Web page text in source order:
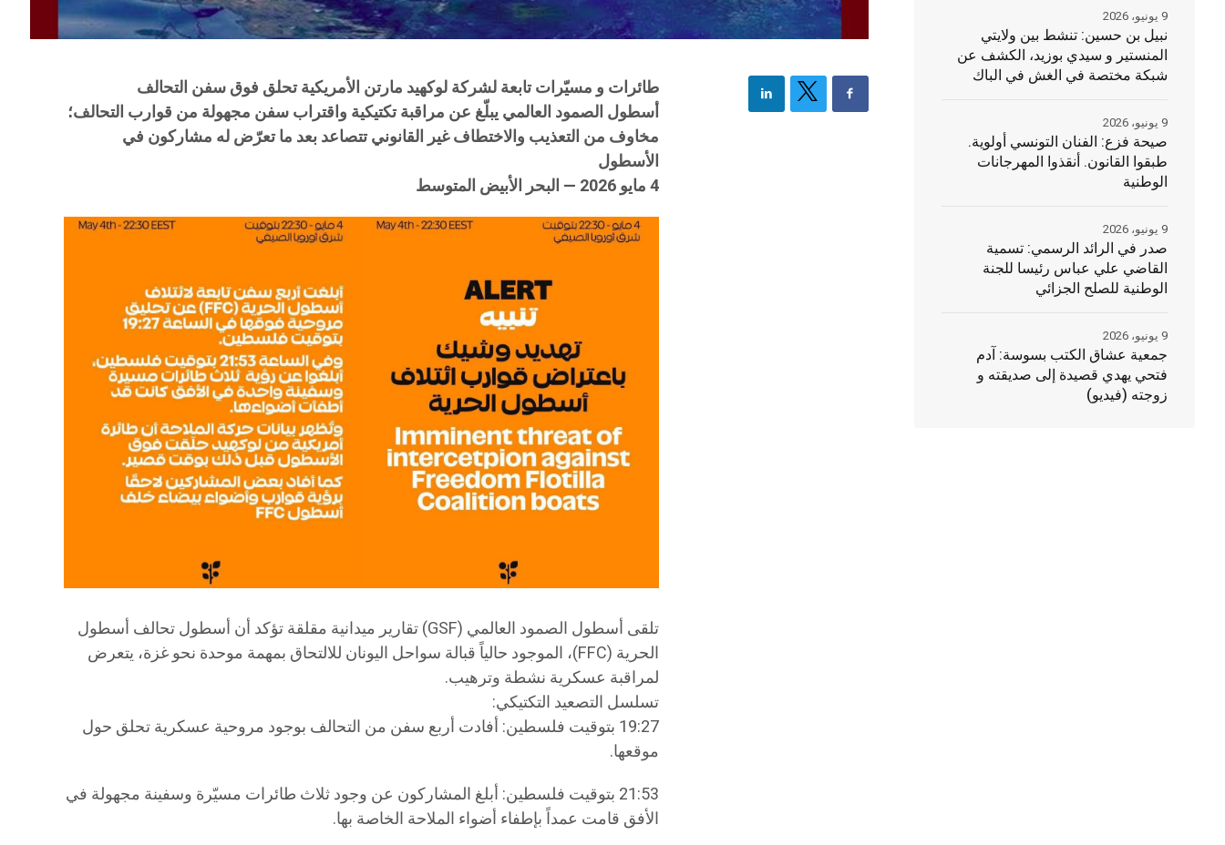
طائرات و مسيّرات تابعة لشركة لوكهيد مارتن الأمريكية تحلق فوق سفن التحالف
أسطول الصمود العالمي يبلّغ عن مراقبة تكتيكية واقتراب سفن مجهولة من قوارب التحالف؛
مخاوف من التعذيب والاختطاف غير القانوني تتصاعد بعد ما تعرّض له مشاركون في
الأسطول
4 مايو 2026 — البحر الأبيض المتوسط
تلقى أسطول الصمود العالمي (GSF) تقارير ميدانية مقلقة تؤكد أن أسطول تحالف أسطول
الحرية (FFC)، الموجود حالياً قبالة سواحل اليونان للالتحاق بمهمة موحدة نحو غزة، يتعرض
لمراقبة عسكرية نشطة وترهيب.
تسلسل التصعيد التكتيكي:
19:27 بتوقيت فلسطين: أفادت أربع سفن من التحالف بوجود مروحية عسكرية تحلق حول
موقعها.
21:53 بتوقيت فلسطين: أبلغ المشاركون عن وجود ثلاث طائرات مسيّرة وسفينة مجهولة في
الأفق قامت عمداً بإطفاء أضواء الملاحة الخاصة بها.
نبيل بن حسين: تنشط بين ولايتي
المنستير و سيدي بوزيد، الكشف عن
شبكة مختصة في الغش في الباك
9 يونيو، 2026
صيحة فزع: الفنان التونسي أولوية.
طبقوا القانون. أنقذوا المهرجانات
الوطنية
9 يونيو، 2026
صدر في الرائد الرسمي: تسمية
القاضي علي عباس رئيسا للجنة
الوطنية للصلح الجزائي
9 يونيو، 2026
جمعية عشاق الكتب بسوسة: آدم
فتحي يهدي قصيدة إلى صديقته و
زوجته (فيديو)
9 يونيو، 2026